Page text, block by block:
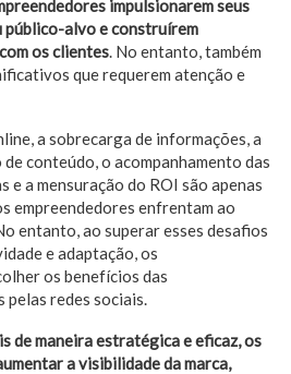
impulsionarem seus
público-alvo e construírem
os clientes. No entanto, também
que requerem atenção e
a sobrecarga de informações, a
conteúdo, o acompanhamento das
e a mensuração do ROI são apenas
empreendedores enfrentam ao
entanto, ao superar esses desafios
e adaptação, os
os benefícios das
redes sociais.
de maneira estratégica e eficaz, os
a visibilidade da marca,